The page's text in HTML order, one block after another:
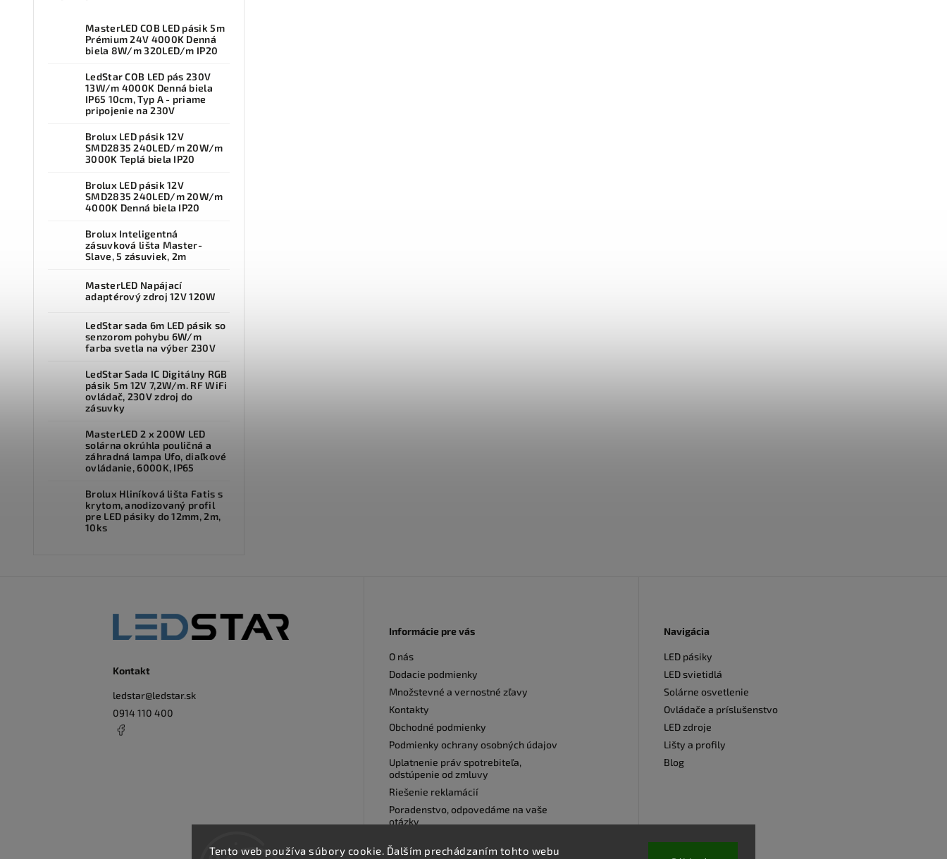
Tento web používa súbory cookie. Ďalším prechádzaním tohto webu
MasterLED COB LED pásik 5m
Prémium 24V 4000K Denná
biela 8W/m 320LED/m IP20
LedStar COB LED pás 230V
13W/m 4000K Denná biela
IP65 10cm, Typ A - priame
pripojenie na 230V
Brolux LED pásik 12V
SMD2835 240LED/m 20W/m
3000K Teplá biela IP20
Brolux LED pásik 12V
SMD2835 240LED/m 20W/m
4000K Denná biela IP20
Brolux Inteligentná
zásuvková lišta Master-
Slave, 5 zásuviek, 2m
MasterLED Napájací
adaptérový zdroj 12V 120W
LedStar sada 6m LED pásik so
senzorom pohybu 6W/m
farba svetla na výber 230V
LedStar Sada IC Digitálny RGB
pásik 5m 12V 7,2W/m. RF WiFi
ovládač, 230V zdroj do
zásuvky
MasterLED 2 x 200W LED
solárna okrúhla pouličná a
záhradná lampa Ufo, diaľkové
ovládanie, 6000K, IP65
Brolux Hliníková lišta Fatis s
krytom, anodizovaný profil
pre LED pásiky do 12mm, 2m,
10ks
Kontakt
ledstar@ledstar.sk
0914 110 400
Informácie pre vás
O nás
Dodacie podmienky
Množstevné a vernostné zľavy
Kontakty
Obchodné podmienky
Podmienky ochrany osobných údajov
Uplatnenie práv spotrebiteľa,
odstúpenie od zmluvy
Riešenie reklamácií
Poradenstvo, odpovedáme na vaše
otázky
Hodnotenia obchodu
Navigácia
LED pásiky
LED svietidlá
Solárne osvetlenie
Ovládače a príslušenstvo
LED zdroje
Lišty a profily
Blog